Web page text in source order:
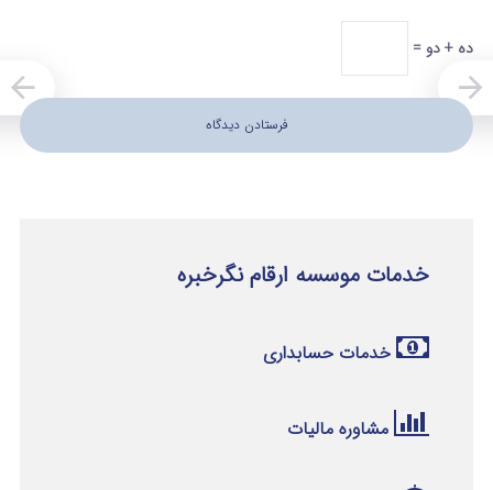
ده + دو =
خدمات موسسه ارقام نگرخبره
خدمات حسابداری
مشاوره مالیات